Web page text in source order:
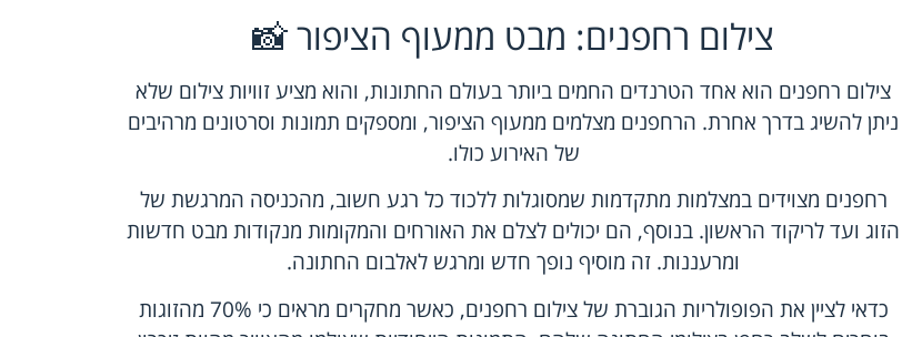
צילום רחפנים: מבט ממעוף הציפור 📸
צילום רחפנים הוא אחד הטרנדים החמים ביותר בעולם החתונות, והוא מציע זוויות צילום שלא
ניתן להשיג בדרך אחרת. הרחפנים מצלמים ממעוף הציפור, ומספקים תמונות וסרטונים מרהיבים
של האירוע כולו.
רחפנים מצוידים במצלמות מתקדמות שמסוגלות ללכוד כל רגע חשוב, מהכניסה המרגשת של
הזוג ועד לריקוד הראשון. בנוסף, הם יכולים לצלם את האורחים והמקומות מנקודות מבט חדשות
ומרעננות. זה מוסיף נופך חדש ומרגש לאלבום החתונה.
כדאי לציין את הפופולריות הגוברת של צילום רחפנים, כאשר מחקרים מראים כי 70% מהזוגות